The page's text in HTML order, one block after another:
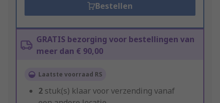
Bestellen
GRATIS bezorging voor bestellingen van
meer dan € 90,00
Laatste voorraad RS
2 stuk(s) klaar voor verzending vanaf